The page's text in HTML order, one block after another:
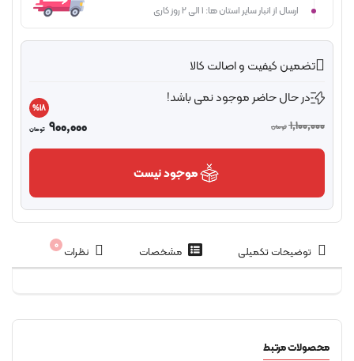
ارسال از انبار سایر استان ها: 1 الی 2 روز کاری
تضمین کیفیت و اصالت کالا
در حال حاضر موجود نمی باشد!
تومان 900,000 تومان
موجود نیست
توضیحات تکمیلی مشخصات نظرات
مرتبط